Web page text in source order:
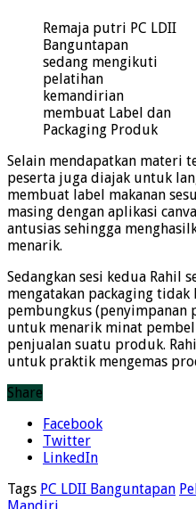
Remaja putri PC LDII
Banguntapan
sedang mengikuti
pelatihan
kemandirian
membuat Label dan
Packaging Produk
Selain mendapatkan materi
peserta juga diajak untuk
membuat label makanan
masing dengan aplikasi
antusias sehingga
menarik.
Sedangkan sesi kedua Rahil
mengatakan packaging
pembungkus
untuk menarik minat
penjualan suatu produk.
untuk praktik mengemas
Share
Facebook
Twitter
LinkedIn
Tags PC LDII Banguntapan
Mandiri